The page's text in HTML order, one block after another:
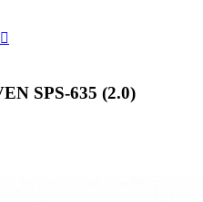

SPS-635 (2.0)